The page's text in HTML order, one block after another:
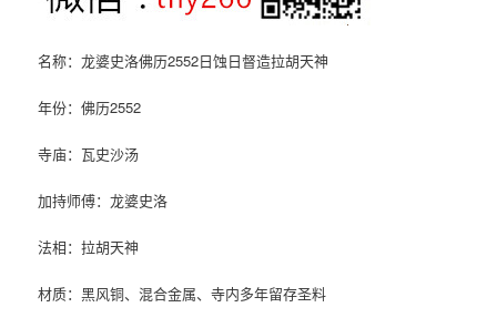
名称：龙婆史洛佛历2552日蚀日督造拉胡天神
年份：佛历2552
寺庙：瓦史沙汤
加持师傅：龙婆史洛
法相：拉胡天神
材质：黑风铜、混合金属、寺内多年留存圣料